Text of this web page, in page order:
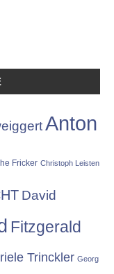
Anton
Fricker Christoph Leisten
David
Fitzgerald
Trinckler Georg